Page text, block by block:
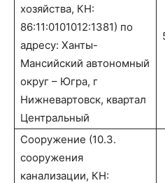
хозяйства, КН:
86:11:0101012:1381) по
адресу: Ханты-
Мансийский автономный
округ – Югра, г
Нижневартовск, квартал
Центральный
Сооружение (10.3.
сооружения
канализации, КН: